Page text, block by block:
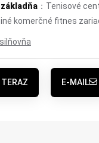
：Tenisové
komerčné fitnes
TERAZ E-MAIL